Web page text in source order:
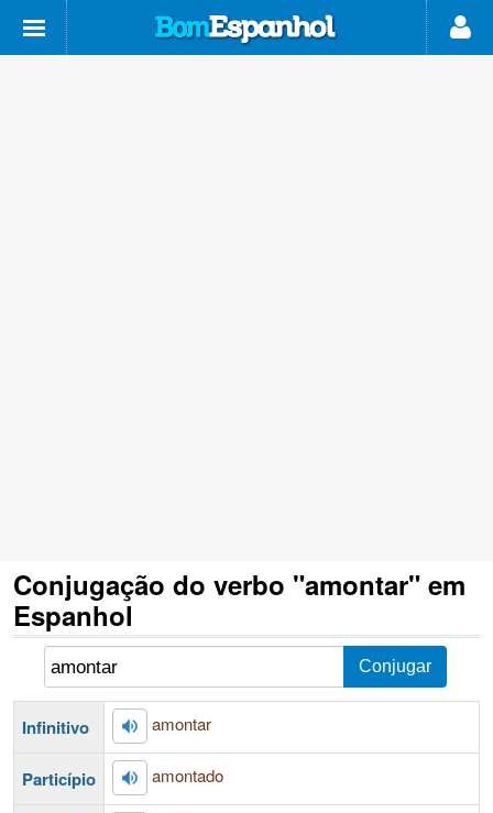
Conjugação do verbo "amontar" em
Espanhol
Infinitivo amontar
Particípio amontado